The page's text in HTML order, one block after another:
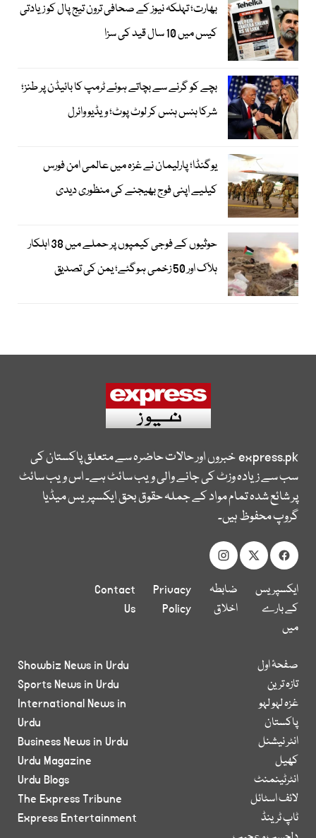
بھارت؛ تہلکہ نیوز کے صحافی ترون تیج پال کو زیادتی
کیس میں 10 سال قید کی سزا
بچے کو گرنے سے بچاتے ہوئے ٹرمپ کا بائیڈن پر طنز؛
شرکا ہنس ہنس کر لوٹ پوٹ؛ ویڈیو وائرل
یوگنڈا؛ پارلیمان نے غزہ میں عالمی امن فورس
کیلیے اپنی فوج بھیجنے کی منظوری دیدی
حوثیوں کے فوجی کیمپوں پر حملے میں 38 اہلکار
ہلاک اور 50 زخمی ہوگئے؛ یمن کی تصدیق
express.pkخبروں اور حالات حاضرہ سے متعلق پاکستان کی
سب سے زیادہ وزٹ کی جانے والی ویب سائٹ ہے۔ اس ویب سائٹ
پر شائع شدہ تمام مواد کے جملہ حقوق بحق ایکسپریس میڈیا
گروپ محفوظ ہیں۔
ایکسپریس
کے بارے
میں
ضابطہ
اخلاق
Privacy
Policy
Contact
Us
صفحۂ اول
تازہ ترین
غزہ لہو لہو
پاکستان
انٹر نیشنل
کھیل
انٹرٹینمنٹ
لائف اسٹائل
ٹاپ ٹرینڈ
Showbiz News in Urdu
Sports News in Urdu
International News in
Urdu
Business News in Urdu
Urdu Magazine
Urdu Blogs
The Express Tribune
Express Entertainment